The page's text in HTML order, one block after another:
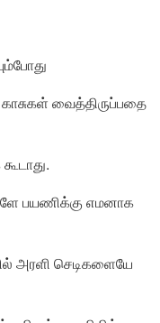
வைத்திருப்பதை
பயணிக்கு எமனாக
அரளி செடிகளையே